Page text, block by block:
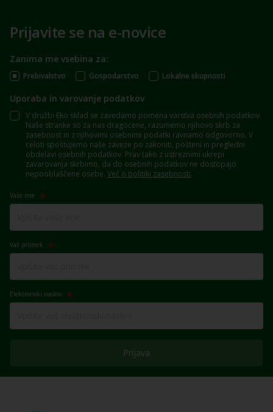
Prijavite se na e-novice
Zanima me vsebina za:
Prebivalstvo Gospodarstvo Lokalne skupnosti
Uporaba in varovanje podatkov
V družbi Eko sklad se zavedamo pomena varstva osebnih podatkov.
Naše stranke so za nas dragocene, razumemo njihovo skrb za
zasebnost in z njihovimi osebnimi podatki ravnamo odgovorno. V
celoti spoštujemo naše zaveze po zakoniti, pošteni in pregledni
obdelavi osebnih podatkov. Prav tako z ustreznimi ukrepi
zavarovanja skrbimo, da do osebnih podatkov ne dostopajo
nepooblaščene osebe. Več o politiki zasebnosti.
Vaše ime
Vaš priimek
Elektronski naslov
Prijava